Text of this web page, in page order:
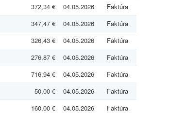
372,34 € 04.05.2026
Faktúra
347,47 € 04.05.2026
Faktúra
326,43 € 04.05.2026
Faktúra
276,87 € 04.05.2026
Faktúra
716,94 € 04.05.2026
Faktúra
50,00 € 04.05.2026
Faktúra
160,00 € 04.05.2026 Faktúra